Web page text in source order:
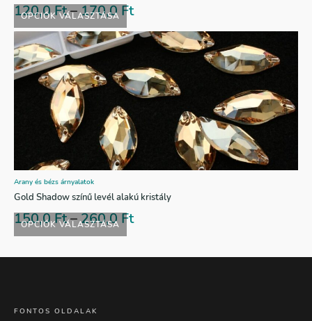
OPCIÓK VÁLASZTÁSA
120,0Ft–170,0Ft
OPCIÓK VÁLASZTÁSA
Arany és bézs árnyalatok
Gold Shadow színű levél alakú kristály
150,0Ft–260,0Ft
FONTOS OLDALAK